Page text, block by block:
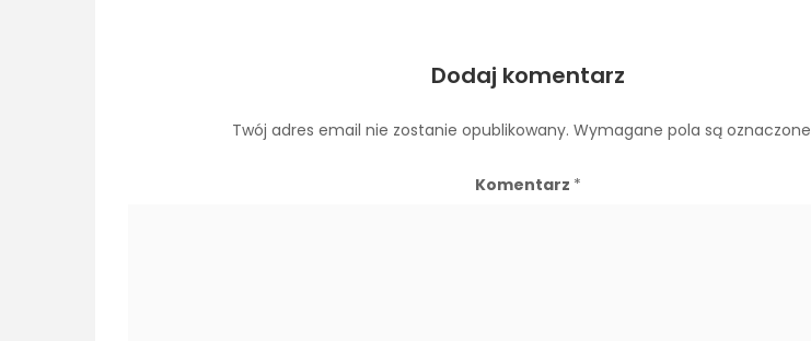
Dodaj komentarz
Twój adres email nie zostanie opublikowany. Wymagane pola są oznaczone
Komentarz *